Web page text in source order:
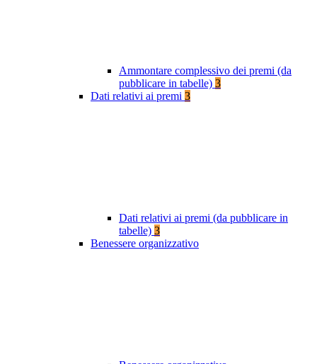
Ammontare complessivo dei premi (da
pubblicare in tabelle) 3
Dati relativi ai premi 3
Dati relativi ai premi (da pubblicare in
tabelle) 3
Benessere organizzativo